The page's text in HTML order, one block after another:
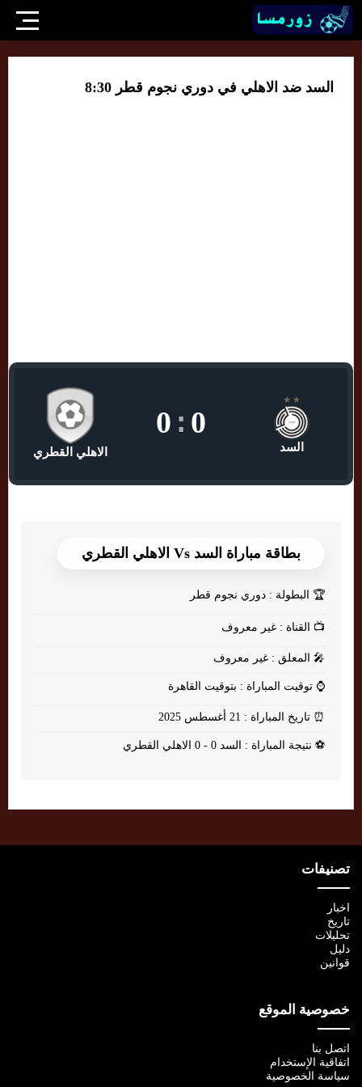
السد ضد الاهلي في دوري نجوم قطر 8:30
السد
0
:
0
الاهلي القطري
بطاقة مباراة السد Vs الاهلي القطري
🏆 البطولة : دوري نجوم قطر
📺 القناة : غير معروف
🎤 المعلق : غير معروف
⌚ توقيت المباراة : بتوقيت القاهرة
⏰ تاريخ المباراة : 21 أغسطس 2025
⚽ نتيجة المباراة : السد 0 - 0 الاهلي القطري
تصنيفات
اخبار
تاريخ
تحليلات
دليل
قوانين
خصوصية الموقع
اتصل بنا
اتفاقية الإستخدام
سياسة الخصوصية